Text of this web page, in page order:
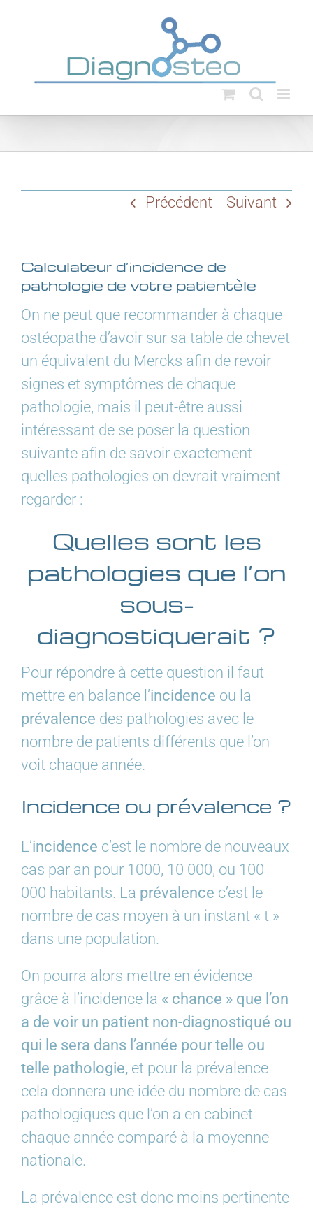
Précédent Suivant
Calculateur d’incidence de
pathologie de votre patientèle
On ne peut que recommander à chaque
ostéopathe d’avoir sur sa table de chevet
un équivalent du Mercks afin de revoir
signes et symptômes de chaque
pathologie, mais il peut-être aussi
intéressant de se poser la question
suivante afin de savoir exactement
quelles pathologies on devrait vraiment
regarder :
Quelles sont les
pathologies que l’on
sous-
diagnostiquerait ?
Pour répondre à cette question il faut
mettre en balance l’incidence ou la
prévalence des pathologies avec le
nombre de patients différents que l’on
voit chaque année.
Incidence ou prévalence ?
L’incidence c’est le nombre de nouveaux
cas par an pour 1000, 10 000, ou 100
000 habitants. La prévalence c’est le
nombre de cas moyen à un instant « t »
dans une population.
On pourra alors mettre en évidence
grâce à l’incidence la « chance » que l’on
a de voir un patient non-diagnostiqué ou
qui le sera dans l’année pour telle ou
telle pathologie, et pour la prévalence
cela donnera une idée du nombre de cas
pathologiques que l’on a en cabinet
chaque année comparé à la moyenne
nationale.
La prévalence est donc moins pertinente